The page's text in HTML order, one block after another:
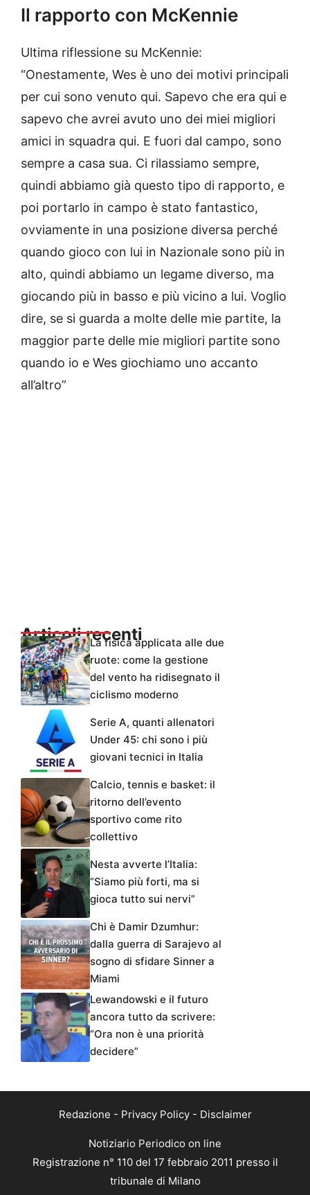
Il rapporto con McKennie
Ultima riflessione su McKennie:
“Onestamente, Wes è uno dei motivi principali
per cui sono venuto qui. Sapevo che era qui e
sapevo che avrei avuto uno dei miei migliori
amici in squadra qui. E fuori dal campo, sono
sempre a casa sua. Ci rilassiamo sempre,
quindi abbiamo già questo tipo di rapporto, e
poi portarlo in campo è stato fantastico,
ovviamente in una posizione diversa perché
quando gioco con lui in Nazionale sono più in
alto, quindi abbiamo un legame diverso, ma
giocando più in basso e più vicino a lui. Voglio
dire, se si guarda a molte delle mie partite, la
maggior parte delle mie migliori partite sono
quando io e Wes giochiamo uno accanto
all’altro”
Articoli recentiLa fisica applicata alle due
ruote: come la gestione
del vento ha ridisegnato il
ciclismo moderno
Serie A, quanti allenatori
Under 45: chi sono i più
giovani tecnici in Italia
Calcio, tennis e basket: il
ritorno dell’evento
sportivo come rito
collettivo
Nesta avverte l’Italia:
“Siamo più forti, ma si
gioca tutto sui nervi”
Chi è Damir Dzumhur:
dalla guerra di Sarajevo al
sogno di sfidare Sinner a
Miami
Lewandowski e il futuro
ancora tutto da scrivere:
“Ora non è una priorità
decidere”
Redazione - Privacy Policy- Disclaimer
Notiziario Periodico on line
Registrazione n° 110 del 17 febbraio 2011 presso il
tribunale di Milano